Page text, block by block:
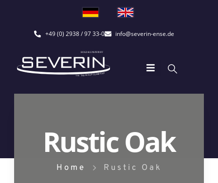
+49 (0) 2938 / 97 33-0 info@severin-ense.de
Rustic Oak
Home Rustic Oak